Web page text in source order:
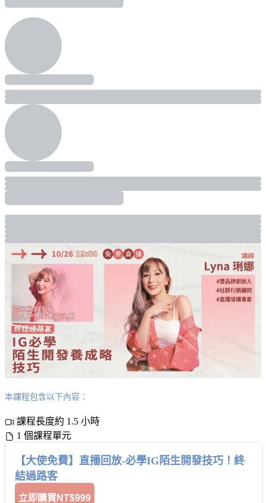
本課程包含以下內容：
課程長度約 1.5 小時
1 個課程單元
【大使免費】直播回放-必學IG陌生開發技巧！終
結過路客
立即購買 NT$999